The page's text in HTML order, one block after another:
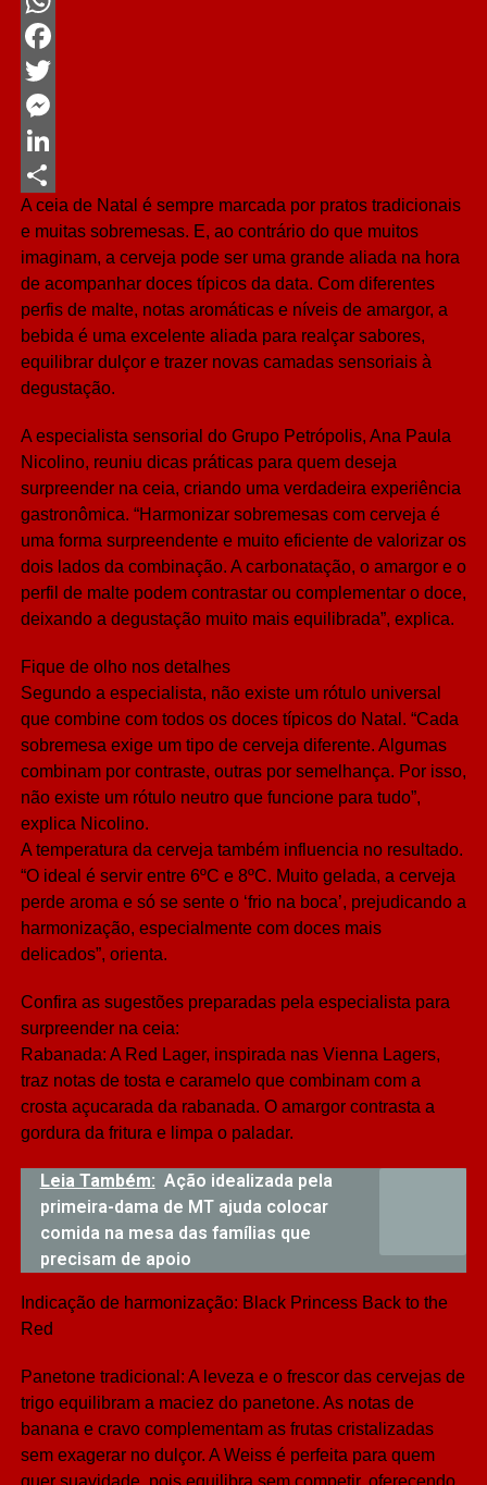
WhatsApp
Facebook
Twitter
Messenger
LinkedIn
Share
A ceia de Natal é sempre marcada por pratos tradicionais
e muitas sobremesas. E, ao contrário do que muitos
imaginam, a cerveja pode ser uma grande aliada na hora
de acompanhar doces típicos da data. Com diferentes
perfis de malte, notas aromáticas e níveis de amargor, a
bebida é uma excelente aliada para realçar sabores,
equilibrar dulçor e trazer novas camadas sensoriais à
degustação.
A especialista sensorial do Grupo Petrópolis, Ana Paula
Nicolino, reuniu dicas práticas para quem deseja
surpreender na ceia, criando uma verdadeira experiência
gastronômica. “Harmonizar sobremesas com cerveja é
uma forma surpreendente e muito eficiente de valorizar os
dois lados da combinação. A carbonatação, o amargor e o
perfil de malte podem contrastar ou complementar o doce,
deixando a degustação muito mais equilibrada”, explica.
Fique de olho nos detalhes
Segundo a especialista, não existe um rótulo universal
que combine com todos os doces típicos do Natal. “Cada
sobremesa exige um tipo de cerveja diferente. Algumas
combinam por contraste, outras por semelhança. Por isso,
não existe um rótulo neutro que funcione para tudo”,
explica Nicolino.
A temperatura da cerveja também influencia no resultado.
“O ideal é servir entre 6ºC e 8ºC. Muito gelada, a cerveja
perde aroma e só se sente o ‘frio na boca’, prejudicando a
harmonização, especialmente com doces mais
delicados”, orienta.
Confira as sugestões preparadas pela especialista para
surpreender na ceia:
Rabanada: A Red Lager, inspirada nas Vienna Lagers,
traz notas de tosta e caramelo que combinam com a
crosta açucarada da rabanada. O amargor contrasta a
gordura da fritura e limpa o paladar.
Leia Também: Ação idealizada pela
primeira-dama de MT ajuda colocar
comida na mesa das famílias que
precisam de apoio
Indicação de harmonização: Black Princess Back to the
Red
Panetone tradicional: A leveza e o frescor das cervejas de
trigo equilibram a maciez do panetone. As notas de
banana e cravo complementam as frutas cristalizadas
sem exagerar no dulçor. A Weiss é perfeita para quem
quer suavidade, pois equilibra sem competir, oferecendo